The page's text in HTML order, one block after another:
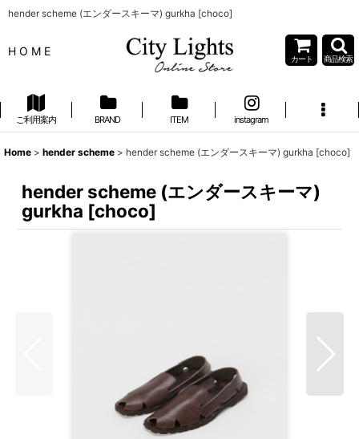
hender scheme (エンダースキーマ) gurkha [choco]
H O M E
カート 商品検索
ご利用案内 BRAND ITEM instagram
Home > hender scheme > hender scheme (エンダースキーマ) gurkha [choco]
hender scheme (エンダースキーマ)
gurkha [choco]